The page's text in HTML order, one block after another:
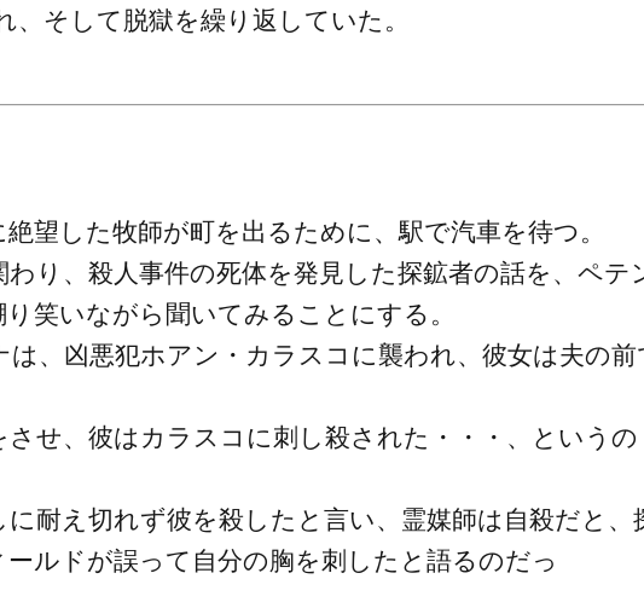
そして脱獄を繰り返していた。
望した牧師が町を出るために、駅で汽車を待つ。
り、殺人事件の死体を発見した探鉱者の話を、ペテ
笑いながら聞いてみることにする。
、凶悪犯ホアン・カラスコに襲われ、彼女は夫の前
せ、彼はカラスコに刺し殺された・・・、というの
耐え切れず彼を殺したと言い、霊媒師は自殺だと、
ルドが誤って自分の胸を刺したと語るのだっ